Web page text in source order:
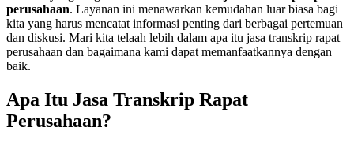
perusahaan. Layanan ini menawarkan kemudahan luar biasa bagi
kita yang harus mencatat informasi penting dari berbagai pertemuan
dan diskusi. Mari kita telaah lebih dalam apa itu jasa transkrip rapat
perusahaan dan bagaimana kami dapat memanfaatkannya dengan
baik.
Apa Itu Jasa Transkrip Rapat
Perusahaan?